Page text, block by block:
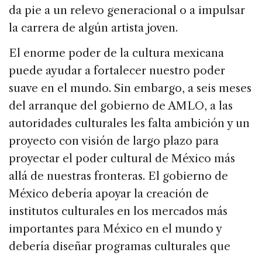
da pie a un relevo generacional o a impulsar
la carrera de algún artista joven.
El enorme poder de la cultura mexicana
puede ayudar a fortalecer nuestro poder
suave en el mundo. Sin embargo, a seis meses
del arranque del gobierno de AMLO, a las
autoridades culturales les falta ambición y un
proyecto con visión de largo plazo para
proyectar el poder cultural de México más
allá de nuestras fronteras. El gobierno de
México debería apoyar la creación de
institutos culturales en los mercados más
importantes para México en el mundo y
debería diseñar programas culturales que